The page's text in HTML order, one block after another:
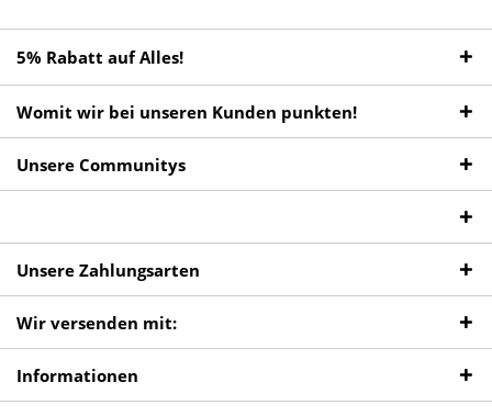
5% Rabatt auf Alles!
Womit wir bei unseren Kunden punkten!
Unsere Communitys
Unsere Zahlungsarten
Wir versenden mit:
Informationen